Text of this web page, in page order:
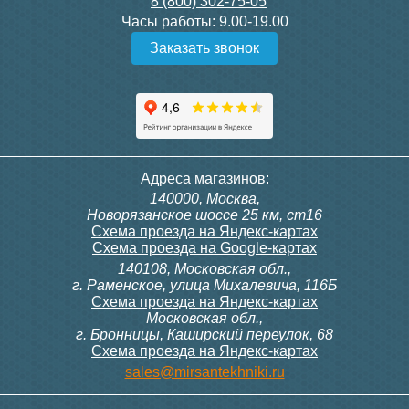
Конвектор ITT.080.200.1300
с решеткой GRILL.SGW-20-
Конвектор ITT.080.200.1000
с решеткой GRILL.SGW-20-
Конвектор ITT.080.200.1000
с решеткой GRILL.SGW-20-
Конвектор ITT.080.200.900 с
решеткой GRILL.SGA-20-
Подробнее Подробнее
3 950
11, 230В (механ.)
6 000
Часы работы: 9.00-19.00
Заказать звонок
Адреса магазинов:
140000, Москва,
Новорязанское шоссе 25 км, ст16
Схема проезда на Яндекс-картах
Схема проезда на Google-картах
140108, Московская обл.,
г. Раменское, улица Михалевича, 116Б
Схема проезда на Яндекс-картах
Московская обл.,
г. Бронницы, Каширский переулок, 68
Схема проезда на Яндекс-картах
sales@mirsantekhniki.ru